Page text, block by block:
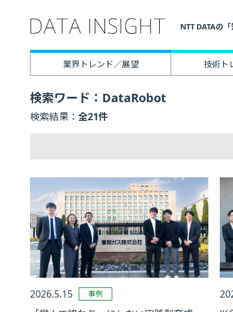
NTT DATAの
業界トレンド／展望 技術ト
検索ワード DataRobot
検索結果 21
一
2026.5.15 事例